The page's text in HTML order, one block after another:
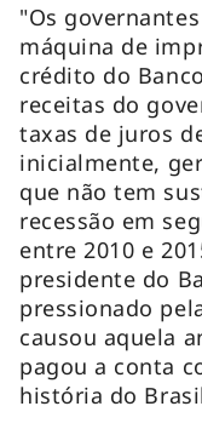
"Os
máquina de
crédito do
receitas do
taxas de juros
inicialmente,
que não tem
recessão em
entre 2010 e
presidente do
pressionado
causou aquela
pagou a conta
história do